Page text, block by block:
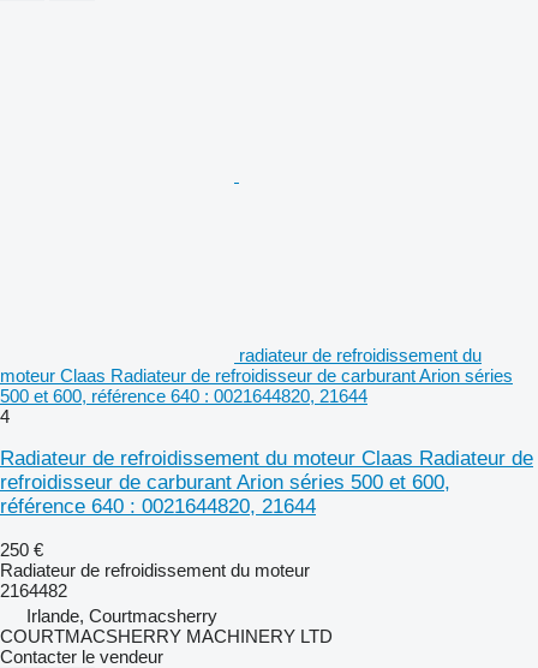
radiateur de refroidissement du
moteur Claas Radiateur de refroidisseur de carburant Arion séries
500 et 600, référence 640 : 0021644820, 21644
4
Radiateur de refroidissement du moteur Claas Radiateur de
refroidisseur de carburant Arion séries 500 et 600,
référence 640 : 0021644820, 21644
250 €
Radiateur de refroidissement du moteur
2164482
Irlande, Courtmacsherry
COURTMACSHERRY MACHINERY LTD
Contacter le vendeur